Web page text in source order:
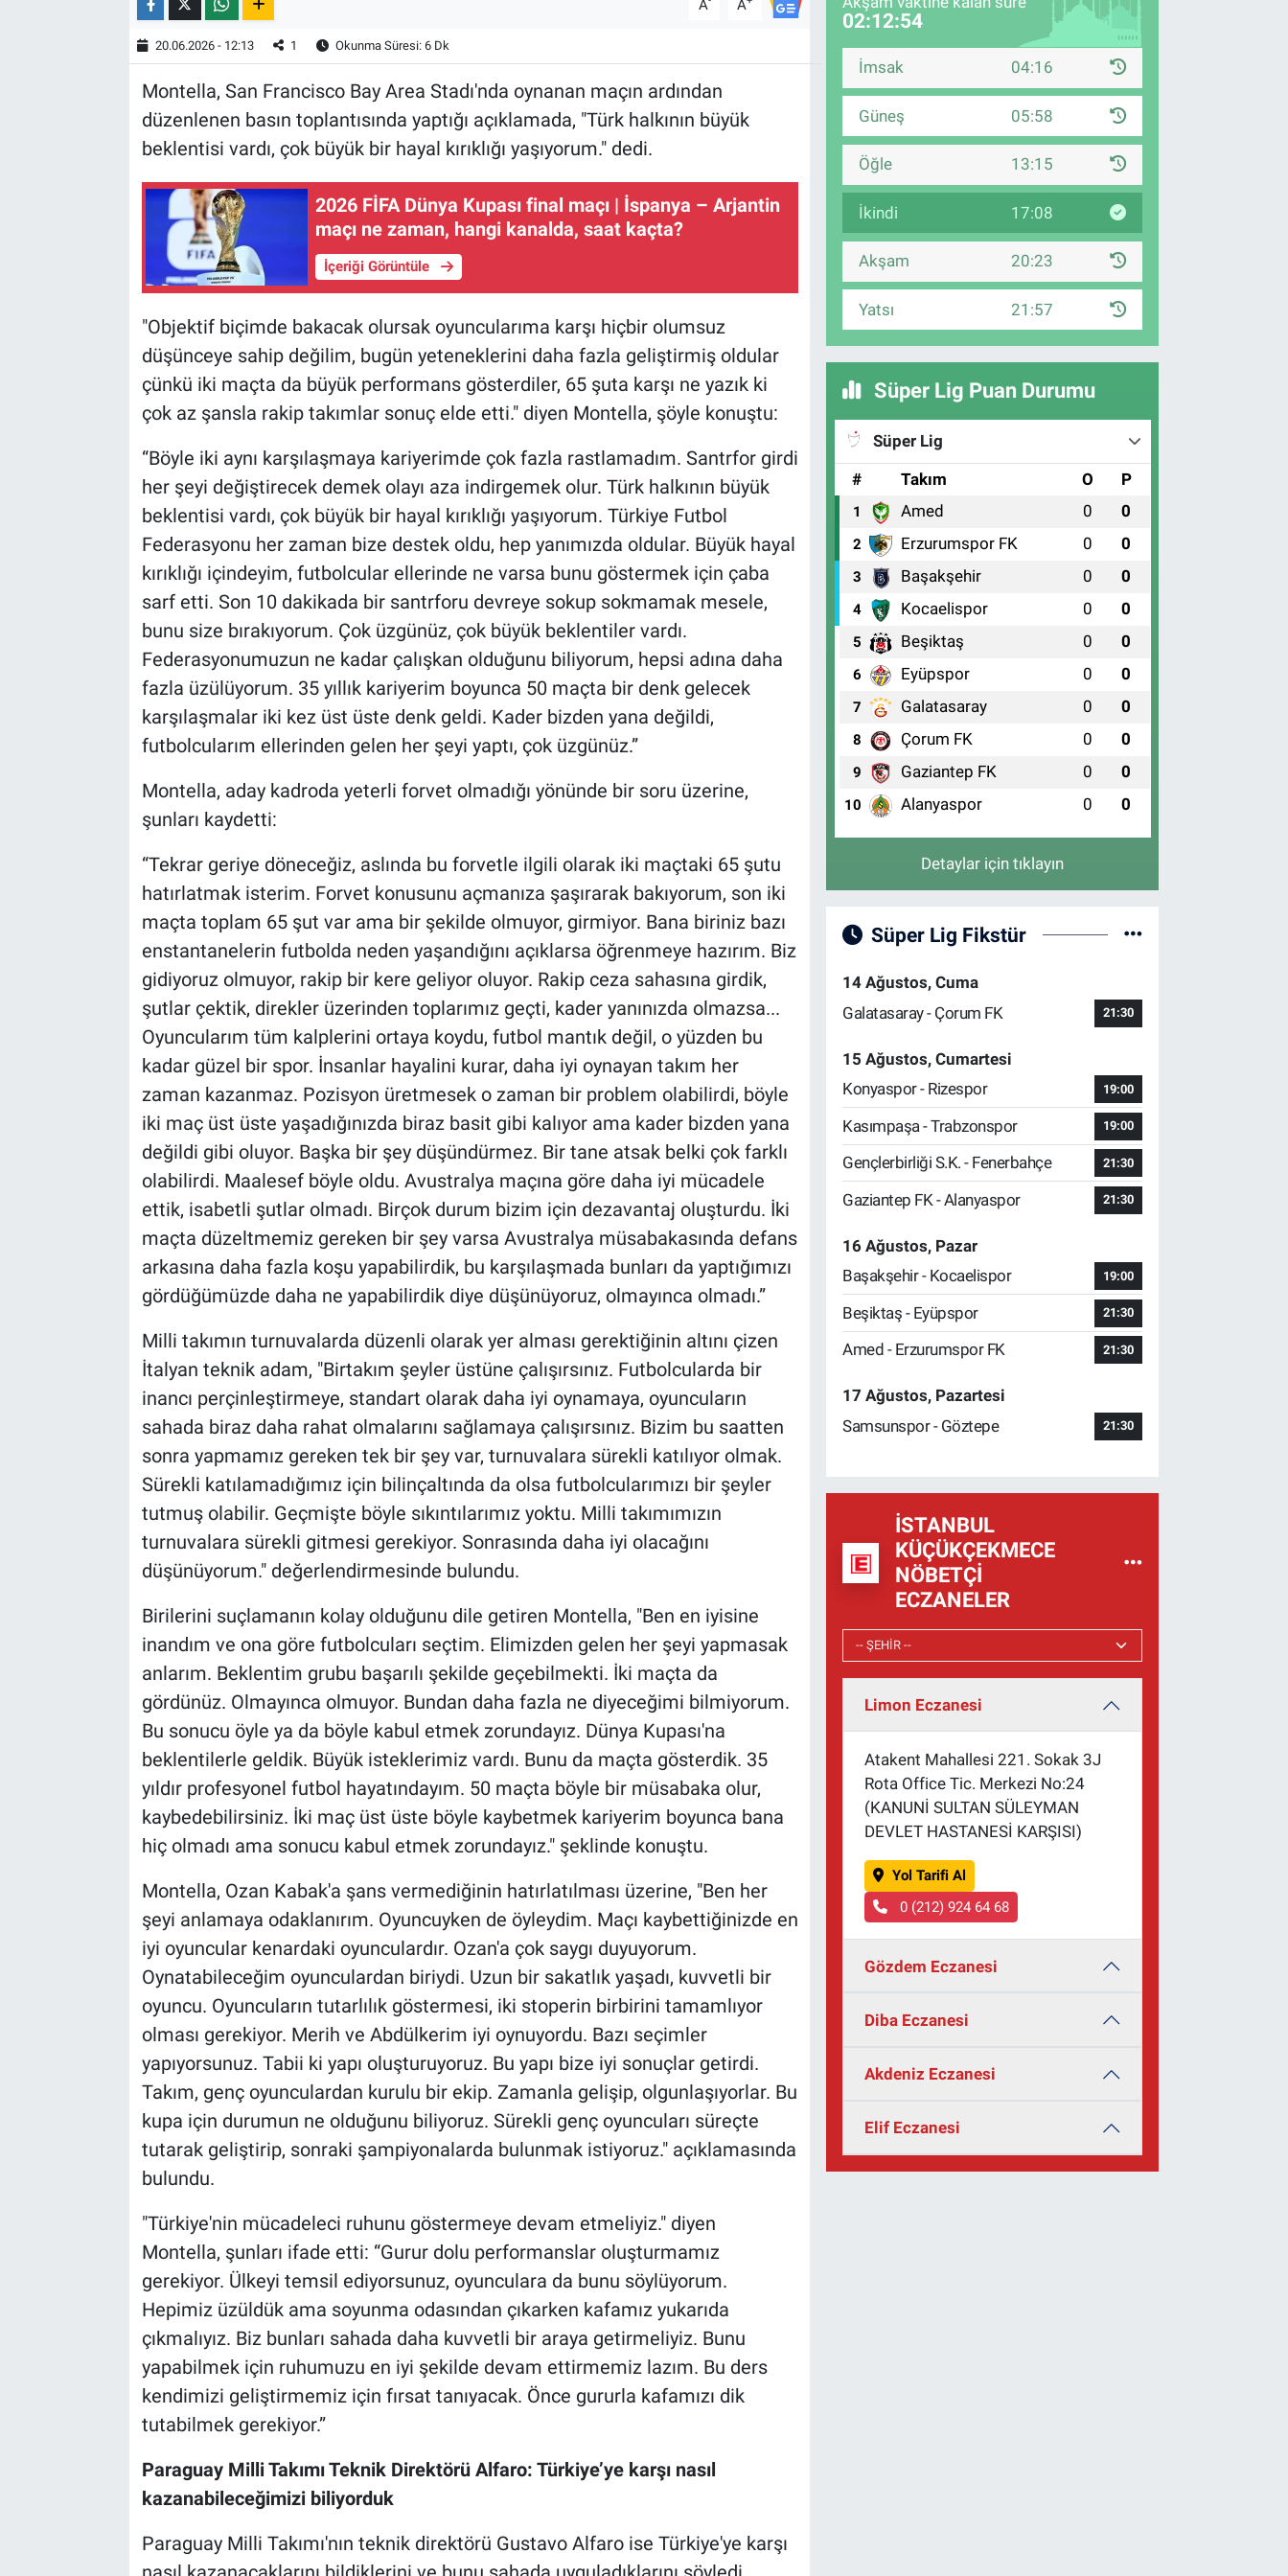
A A
20.06.2026 - 12:13 1 Okunma Süresi: 6 Dk
Montella, San Francisco Bay Area Stadı'nda oynanan maçın ardından
düzenlenen basın toplantısında yaptığı açıklamada, "Türk halkının büyük
beklentisi vardı, çok büyük bir hayal kırıklığı yaşıyorum." dedi.
2026 FİFA Dünya Kupası final maçı | İspanya – Arjantin
maçı ne zaman, hangi kanalda, saat kaçta?
İçeriği Görüntüle
"Objektif biçimde bakacak olursak oyuncularıma karşı hiçbir olumsuz
düşünceye sahip değilim, bugün yeteneklerini daha fazla geliştirmiş oldular
çünkü iki maçta da büyük performans gösterdiler, 65 şuta karşı ne yazık ki
çok az şansla rakip takımlar sonuç elde etti." diyen Montella, şöyle konuştu:
“Böyle iki aynı karşılaşmaya kariyerimde çok fazla rastlamadım. Santrfor girdi
her şeyi değiştirecek demek olayı aza indirgemek olur. Türk halkının büyük
beklentisi vardı, çok büyük bir hayal kırıklığı yaşıyorum. Türkiye Futbol
Federasyonu her zaman bize destek oldu, hep yanımızda oldular. Büyük hayal
kırıklığı içindeyim, futbolcular ellerinde ne varsa bunu göstermek için çaba
sarf etti. Son 10 dakikada bir santrforu devreye sokup sokmamak mesele,
bunu size bırakıyorum. Çok üzgünüz, çok büyük beklentiler vardı.
Federasyonumuzun ne kadar çalışkan olduğunu biliyorum, hepsi adına daha
fazla üzülüyorum. 35 yıllık kariyerim boyunca 50 maçta bir denk gelecek
karşılaşmalar iki kez üst üste denk geldi. Kader bizden yana değildi,
futbolcularım ellerinden gelen her şeyi yaptı, çok üzgünüz.”
Montella, aday kadroda yeterli forvet olmadığı yönünde bir soru üzerine,
şunları kaydetti:
“Tekrar geriye döneceğiz, aslında bu forvetle ilgili olarak iki maçtaki 65 şutu
hatırlatmak isterim. Forvet konusunu açmanıza şaşırarak bakıyorum, son iki
maçta toplam 65 şut var ama bir şekilde olmuyor, girmiyor. Bana biriniz bazı
enstantanelerin futbolda neden yaşandığını açıklarsa öğrenmeye hazırım. Biz
gidiyoruz olmuyor, rakip bir kere geliyor oluyor. Rakip ceza sahasına girdik,
şutlar çektik, direkler üzerinden toplarımız geçti, kader yanınızda olmazsa...
Oyuncularım tüm kalplerini ortaya koydu, futbol mantık değil, o yüzden bu
kadar güzel bir spor. İnsanlar hayalini kurar, daha iyi oynayan takım her
zaman kazanmaz. Pozisyon üretmesek o zaman bir problem olabilirdi, böyle
iki maç üst üste yaşadığınızda biraz basit gibi kalıyor ama kader bizden yana
değildi gibi oluyor. Başka bir şey düşündürmez. Bir tane atsak belki çok farklı
olabilirdi. Maalesef böyle oldu. Avustralya maçına göre daha iyi mücadele
ettik, isabetli şutlar olmadı. Birçok durum bizim için dezavantaj oluşturdu. İki
maçta düzeltmemiz gereken bir şey varsa Avustralya müsabakasında defans
arkasına daha fazla koşu yapabilirdik, bu karşılaşmada bunları da yaptığımızı
gördüğümüzde daha ne yapabilirdik diye düşünüyoruz, olmayınca olmadı.”
Milli takımın turnuvalarda düzenli olarak yer alması gerektiğinin altını çizen
İtalyan teknik adam, "Birtakım şeyler üstüne çalışırsınız. Futbolcularda bir
inancı perçinleştirmeye, standart olarak daha iyi oynamaya, oyuncuların
sahada biraz daha rahat olmalarını sağlamaya çalışırsınız. Bizim bu saatten
sonra yapmamız gereken tek bir şey var, turnuvalara sürekli katılıyor olmak.
Sürekli katılamadığımız için bilinçaltında da olsa futbolcularımızı bir şeyler
tutmuş olabilir. Geçmişte böyle sıkıntılarımız yoktu. Milli takımımızın
turnuvalara sürekli gitmesi gerekiyor. Sonrasında daha iyi olacağını
düşünüyorum." değerlendirmesinde bulundu.
Birilerini suçlamanın kolay olduğunu dile getiren Montella, "Ben en iyisine
inandım ve ona göre futbolcuları seçtim. Elimizden gelen her şeyi yapmasak
anlarım. Beklentim grubu başarılı şekilde geçebilmekti. İki maçta da
gördünüz. Olmayınca olmuyor. Bundan daha fazla ne diyeceğimi bilmiyorum.
Bu sonucu öyle ya da böyle kabul etmek zorundayız. Dünya Kupası'na
beklentilerle geldik. Büyük isteklerimiz vardı. Bunu da maçta gösterdik. 35
yıldır profesyonel futbol hayatındayım. 50 maçta böyle bir müsabaka olur,
kaybedebilirsiniz. İki maç üst üste böyle kaybetmek kariyerim boyunca bana
hiç olmadı ama sonucu kabul etmek zorundayız." şeklinde konuştu.
Montella, Ozan Kabak'a şans vermediğinin hatırlatılması üzerine, "Ben her
şeyi anlamaya odaklanırım. Oyuncuyken de öyleydim. Maçı kaybettiğinizde en
iyi oyuncular kenardaki oyunculardır. Ozan'a çok saygı duyuyorum.
Oynatabileceğim oyunculardan biriydi. Uzun bir sakatlık yaşadı, kuvvetli bir
oyuncu. Oyuncuların tutarlılık göstermesi, iki stoperin birbirini tamamlıyor
olması gerekiyor. Merih ve Abdülkerim iyi oynuyordu. Bazı seçimler
yapıyorsunuz. Tabii ki yapı oluşturuyoruz. Bu yapı bize iyi sonuçlar getirdi.
Takım, genç oyunculardan kurulu bir ekip. Zamanla gelişip, olgunlaşıyorlar. Bu
kupa için durumun ne olduğunu biliyoruz. Sürekli genç oyuncuları süreçte
tutarak geliştirip, sonraki şampiyonalarda bulunmak istiyoruz." açıklamasında
bulundu.
"Türkiye'nin mücadeleci ruhunu göstermeye devam etmeliyiz." diyen
Montella, şunları ifade etti: “Gurur dolu performanslar oluşturmamız
gerekiyor. Ülkeyi temsil ediyorsunuz, oyunculara da bunu söylüyorum.
Hepimiz üzüldük ama soyunma odasından çıkarken kafamız yukarıda
çıkmalıyız. Biz bunları sahada daha kuvvetli bir araya getirmeliyiz. Bunu
yapabilmek için ruhumuzu en iyi şekilde devam ettirmemiz lazım. Bu ders
kendimizi geliştirmemiz için fırsat tanıyacak. Önce gururla kafamızı dik
tutabilmek gerekiyor.”
Paraguay Milli Takımı Teknik Direktörü Alfaro: Türkiye’ye karşı nasıl
kazanabileceğimizi biliyorduk
Paraguay Milli Takımı'nın teknik direktörü Gustavo Alfaro ise Türkiye'ye karşı
02:12:53
İmsak 04:16
Güneş 05:58
Öğle 13:15
İkindi 17:08
Akşam 20:23
Yatsı 21:57
Süper Lig Puan Durumu
Süper Lig
#
Takım O P
1 Amed 0 0
2 Erzurumspor FK 0 0
3 Başakşehir 0 0
4 Kocaelispor 0 0
5 Beşiktaş 0 0
6 Eyüpspor 0 0
7 Galatasaray 0 0
8 Çorum FK 0 0
9 Gaziantep FK 0 0
10 Alanyaspor 0 0
Detaylar için tıklayın
Süper Lig Fikstür
14 Ağustos, Cuma
Galatasaray - Çorum FK
21:30
15 Ağustos, Cumartesi
Konyaspor - Rizespor
19:00
Kasımpaşa - Trabzonspor 19:00
Gençlerbirliği S.K. - Fenerbahçe 21:30
Gaziantep FK - Alanyaspor 21:30
16 Ağustos, Pazar
Başakşehir - Kocaelispor
19:00
Beşiktaş - Eyüpspor 21:30
Amed - Erzurumspor FK 21:30
17 Ağustos, Pazartesi
Samsunspor - Göztepe
21:30
İSTANBUL
KÜÇÜKÇEKMECE
NÖBETÇI
ECZANELER
Limon Eczanesi
Atakent Mahallesi 221. Sokak 3J
Rota Office Tic. Merkezi No:24
(KANUNİ SULTAN SÜLEYMAN
DEVLET HASTANESİ KARŞISI)
Yol Tarifi Al
0 (212) 924 64 68
Gözdem Eczanesi
Diba Eczanesi
Akdeniz Eczanesi
Elif Eczanesi